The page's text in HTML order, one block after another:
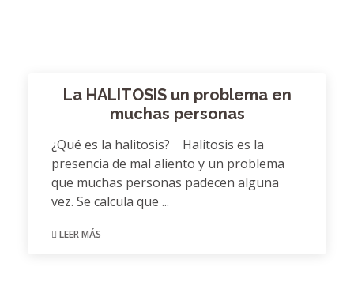
La HALITOSIS un problema en
muchas personas
¿Qué es la halitosis? Halitosis es la
presencia de mal aliento y un problema
que muchas personas padecen alguna
vez. Se calcula que ...
LEER MÁS